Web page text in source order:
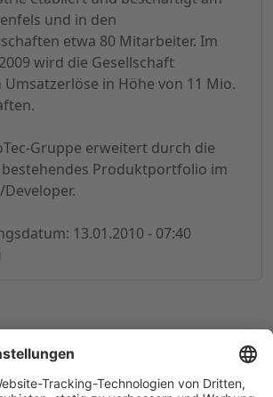
und in den
etwa 80 Mitarbeiter. Im
wird die Gesellschaft
in Höhe von 11 Mio.
Gruppe erweitert durch die
Produktportfolio im
13.01.2010 - 07:40
Research GmbH